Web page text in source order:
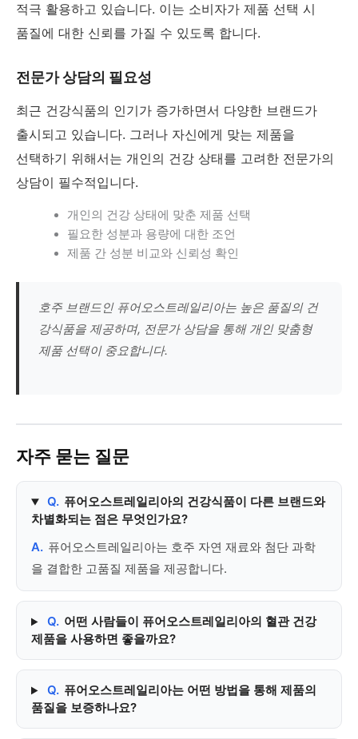
적극 활용하고 있습니다. 이는 소비자가 제품 선택 시
품질에 대한 신뢰를 가질 수 있도록 합니다.
전문가 상담의 필요성
최근 건강식품의 인기가 증가하면서 다양한 브랜드가
출시되고 있습니다. 그러나 자신에게 맞는 제품을
선택하기 위해서는 개인의 건강 상태를 고려한 전문가의
상담이 필수적입니다.
개인의 건강 상태에 맞춘 제품 선택
필요한 성분과 용량에 대한 조언
제품 간 성분 비교와 신뢰성 확인
호주 브랜드인 퓨어오스트레일리아는 높은 품질의 건
강식품을 제공하며, 전문가 상담을 통해 개인 맞춤형
제품 선택이 중요합니다.
자주 묻는 질문
Q. 퓨어오스트레일리아의 건강식품이 다른 브랜드와
차별화되는 점은 무엇인가요?
A. 퓨어오스트레일리아는 호주 자연 재료와 첨단 과학
을 결합한 고품질 제품을 제공합니다.
Q. 어떤 사람들이 퓨어오스트레일리아의 혈관 건강
제품을 사용하면 좋을까요?
Q. 퓨어오스트레일리아는 어떤 방법을 통해 제품의
품질을 보증하나요?